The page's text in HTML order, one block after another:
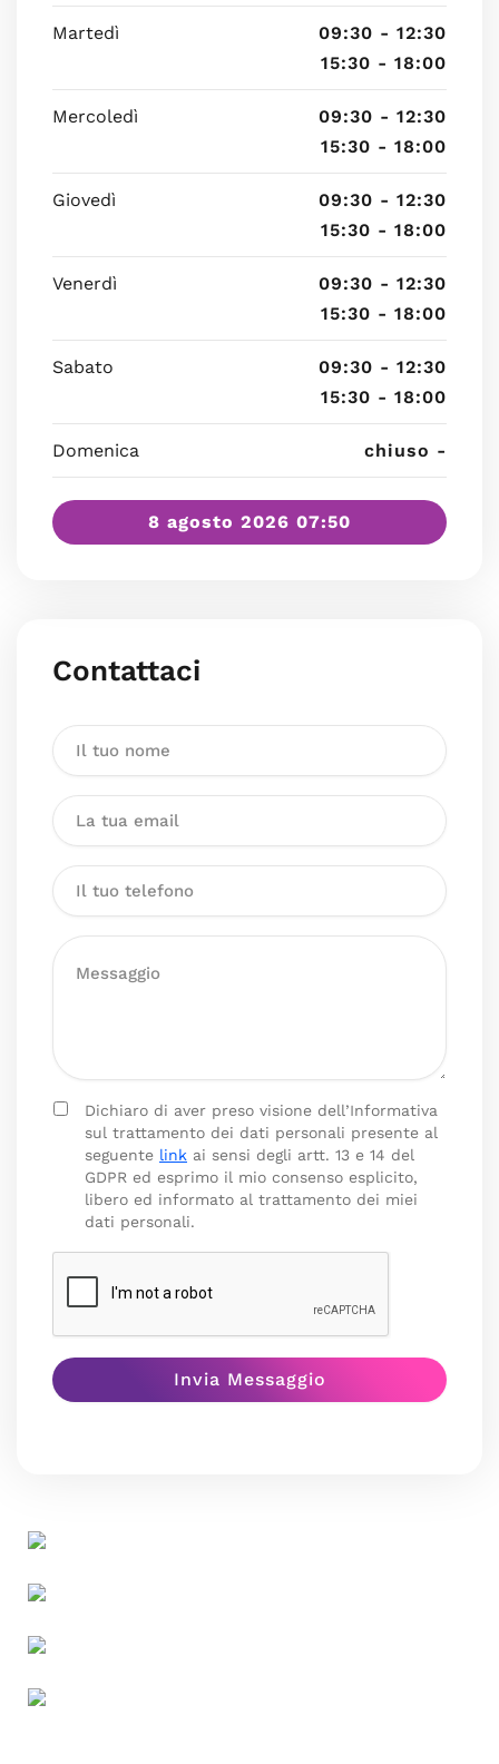
Martedì
09:30 - 12:30
15:30 - 18:00
Mercoledì
09:30 - 12:30
15:30 - 18:00
Giovedì
09:30 - 12:30
15:30 - 18:00
Venerdì
09:30 - 12:30
15:30 - 18:00
Sabato
09:30 - 12:30
15:30 - 18:00
Domenica chiuso -
8 agosto 2026 07:50
Contattaci
Dichiaro di aver preso visione dell’Informativa
sul trattamento dei dati personali presente al
seguente link ai sensi degli artt. 13 e 14 del
GDPR ed esprimo il mio consenso esplicito,
libero ed informato al trattamento dei miei
dati personali.